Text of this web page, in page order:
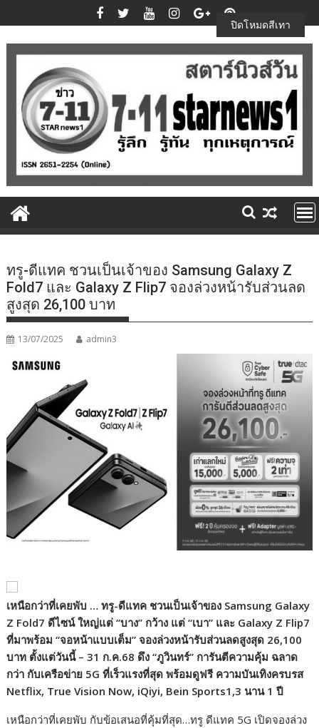
to
content
ทรู-ดีแทค ชวนเป็นเจ้าของ Samsung Galaxy Z
Fold7 และ Galaxy Z Flip7 จองล่วงหน้ารับส่วนลด
สูงสุด 26,100 บาท
13/07/2025 admin3
เหนือกว่าที่เคยพับ … ทรู-ดีแทค ชวนเป็นเจ้าของ Samsung Galaxy
Z Fold7 ดีไซน์ ใหญ่แต่“บาง” กว้าง แต่“เบา” และ Galaxy Z Flip7
ที่มาพร้อม“จอหน้าแบบเต็ม” จองล่วงหน้ารับส่วนลดสูงสุด 26,100
บาท ตั้งแต่วันนี้ – 31 ก.ค.68 ดึง“ภูวินทร์” การันตีความคุ้ม ฉลาด
กว่า กับเครือข่าย 5Gที่เร็วแรงที่สุด พร้อมดูฟรี ความบันเทิงครบรส
Netflix, True Vision Now, iQiyi, Bein Sports1,3 นาน 1 ปี
เหนือกว่าที่เคยพับ กับข้อเสนอที่คุ้มที่สุด…ทรู ดีแทค 5G เปิดจองล่วง
ปิดโหมดสีเทา